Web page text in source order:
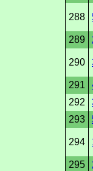
288
289
290
291
292
293
294
295